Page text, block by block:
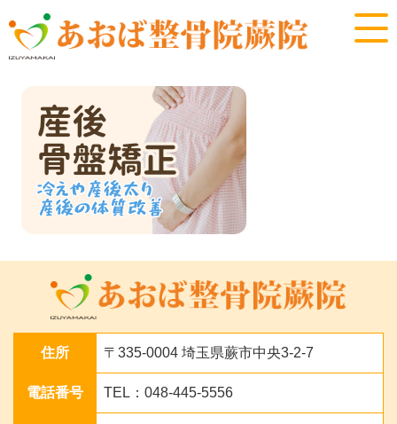
住所 〒335-0004 埼玉県蕨市中央3-2-7
電話番号 TEL：048-445-5556